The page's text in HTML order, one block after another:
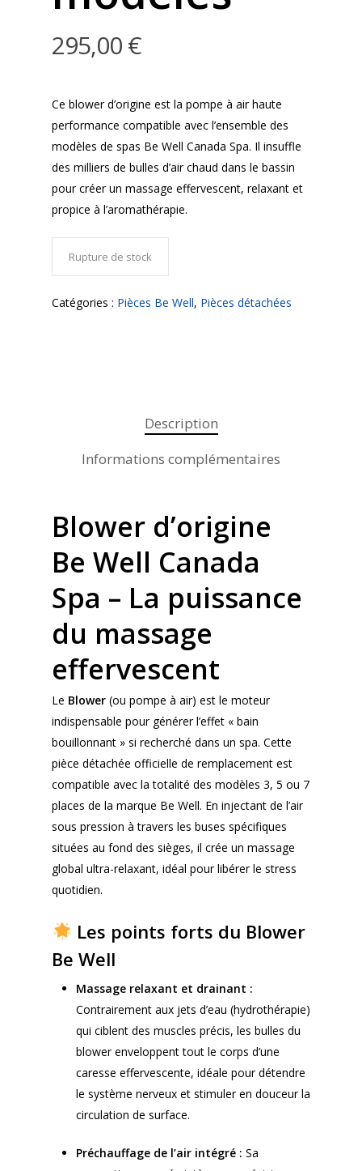
295,00€
Ce blower d’origine est la pompe à air haute
performance compatible avec l’ensemble des
modèles de spas Be Well Canada Spa. Il insuffle
des milliers de bulles d’air chaud dans le bassin
pour créer un massage effervescent, relaxant et
propice à l’aromathérapie.
Rupture de stock
Catégories : Pièces Be Well, Pièces détachées
Description
Informations complémentaires
Blower d’origine
Be Well Canada
Spa – La puissance
du massage
effervescent
Le Blower (ou pompe à air) est le moteur
indispensable pour générer l’effet « bain
bouillonnant » si recherché dans un spa. Cette
pièce détachée officielle de remplacement est
compatible avec la totalité des modèles 3, 5 ou 7
places de la marque Be Well. En injectant de l’air
sous pression à travers les buses spécifiques
situées au fond des sièges, il crée un massage
global ultra-relaxant, idéal pour libérer le stress
quotidien.
Les points forts du Blower
Be Well
Massage relaxant et drainant :
Contrairement aux jets d’eau (hydrothérapie)
qui ciblent des muscles précis, les bulles du
blower enveloppent tout le corps d’une
caresse effervescente, idéale pour détendre
le système nerveux et stimuler en douceur la
circulation de surface.
Préchauffage de l’air intégré : Sa